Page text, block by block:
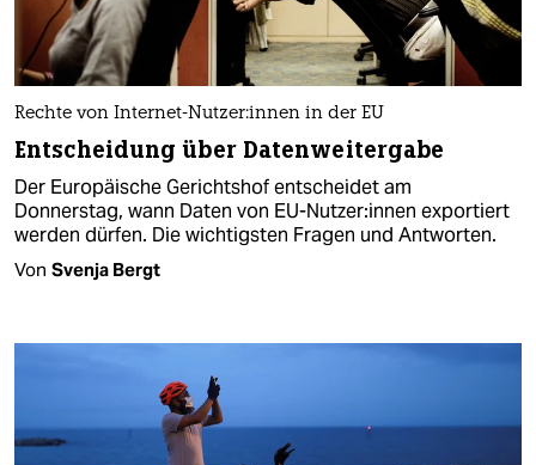
Rechte von Internet-Nutzer:innen in der EU
Entscheidung über Datenweitergabe
Der Europäische ­Gerichtshof entscheidet am
Donnerstag, wann Daten von EU-Nutzer:innen exportiert
werden dürfen. Die wichtigsten Fragen und Antworten.
Von Svenja Bergt